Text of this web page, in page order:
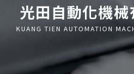
光田自動化機
KUANG TIEN AUTOMATION